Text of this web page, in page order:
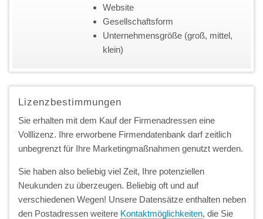
Website
Gesellschaftsform
Unternehmensgröße (groß, mittel,
klein)
Lizenzbestimmungen
Sie erhalten mit dem Kauf der Firmenadressen eine
Volllizenz. Ihre erworbene Firmendatenbank darf zeitlich
unbegrenzt für Ihre Marketingmaßnahmen genutzt werden.
Sie haben also beliebig viel Zeit, Ihre potenziellen
Neukunden zu überzeugen. Beliebig oft und auf
verschiedenen Wegen! Unsere Datensätze enthalten neben
den Postadressen weitere Kontaktmöglichkeiten, die Sie